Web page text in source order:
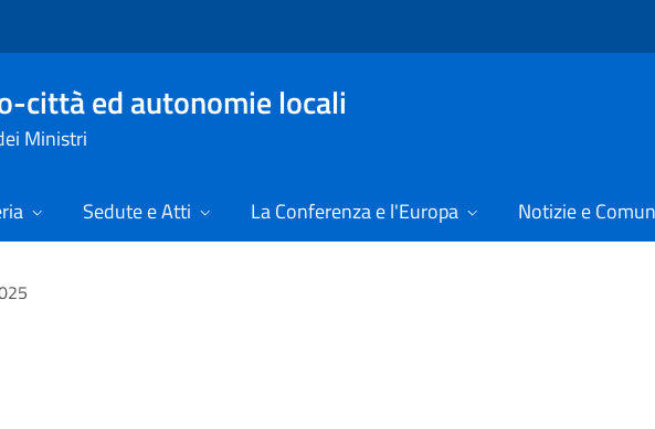
città ed autonomie locali
Ministri
Sedute e Atti La Conferenza e l'Europa Notizie e